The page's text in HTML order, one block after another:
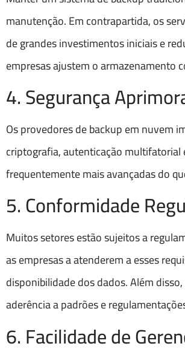
manutenção. Em contrapartida, os
de grandes investimentos iniciais e
empresas ajustem o armazenamento
4. Segurança
Os provedores de backup em nuvem
criptografia, autenticação multifatorial
frequentemente mais avançadas do
5. Conformidade
Muitos setores estão sujeitos a
as empresas a atenderem a esses
disponibilidade dos dados. Além
aderência a padrões e
6. Facilidade de